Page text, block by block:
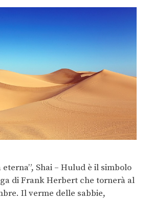
eterna”, Shai – Hulud è il simbolo
di Frank Herbert che tornerà al
Il verme delle sabbie,